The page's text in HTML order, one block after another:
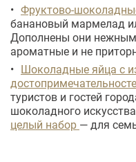
Фруктово-
банановый мармелад
Дополнены они нежным
ароматные и не
Шоколадные яйца с
туристов и гостей
шоколадного
целый набор — для